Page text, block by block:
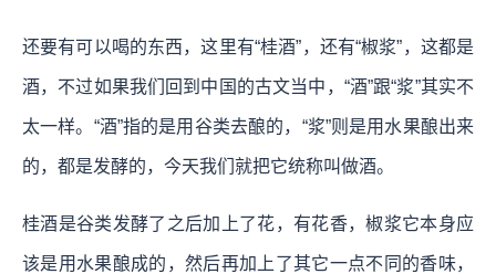
还要有可以喝的东西，这里有“桂酒”，还有“椒浆”，这都是
酒，不过如果我们回到中国的古文当中，“酒”跟“浆”其实不
太一样。“酒”指的是用谷类去酿的，“浆”则是用水果酿出来
的，都是发酵的，今天我们就把它统称叫做酒。
桂酒是谷类发酵了之后加上了花，有花香，椒浆它本身应
该是用水果酿成的，然后再加上了其它一点不同的香味，